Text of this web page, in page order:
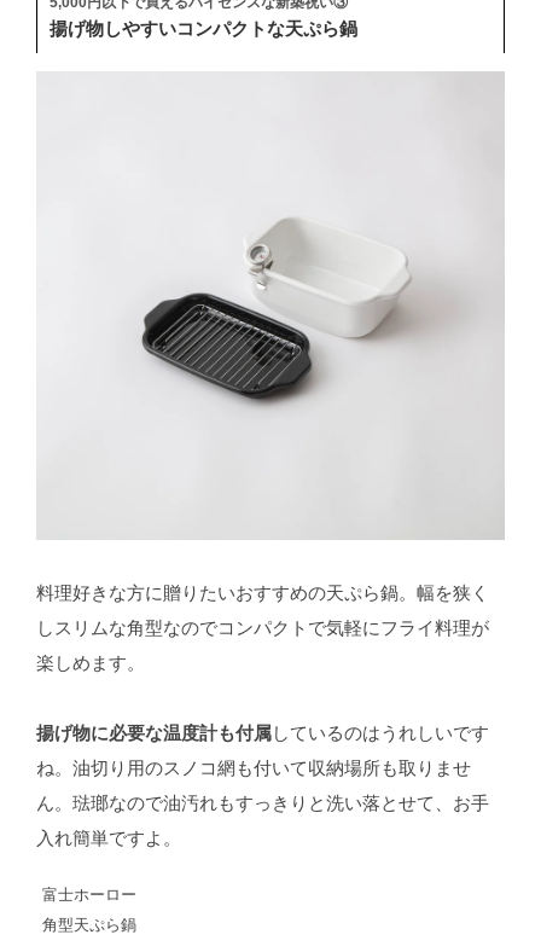
揚げ物しやすいコンパクトな天ぷら鍋
料理好きな方に贈りたいおすすめの天ぷら鍋。幅を狭く
しスリムな角型なのでコンパクトで気軽にフライ料理が
楽しめます。
揚げ物に必要な温度計も付属しているのはうれしいです
ね。油切り用のスノコ網も付いて収納場所も取りませ
ん。琺瑯なので油汚れもすっきりと洗い落とせて、お手
入れ簡単ですよ。
富士ホーロー
角型天ぷら鍋